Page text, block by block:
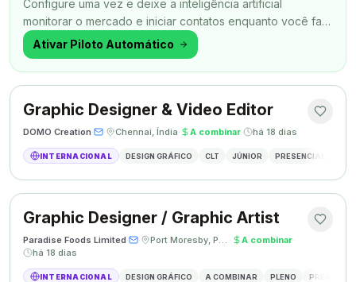
Configure uma vez e deixe a inteligência artificial
monitorar o mercado e iniciar contatos enquanto você faz
outra coisa.
Ativar Piloto Automático
Graphic Designer & Video Editor
DOMO Creation· · Chennai, Índia· A combinar· há 18 dias
INTERNACIONAL DESIGN GRÁFICO CLT JÚNIOR PRESENCIAL
Graphic Designer / Graphic Artist
Paradise Foods Limited· · Port Moresby, Papua Nova Guiné · A combinar·
há 18 dias
INTERNACIONAL DESIGN GRÁFICO A COMBINAR PLENO